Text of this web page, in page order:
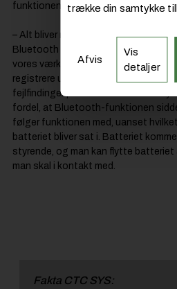
funktionen:
– Alt bliver mere og mere digitalt.
Bluetooth betyder, at vi kan bruge
vores værktøj. For eksempel er det
registrere udstyret via Bluetooth.
fejlfindinger på elektronikken i
fordel, at Bluetooth-funktionen
følger funktionen med, uanset
batteriet bliver sat i. Batteriet
styrende, og man kan flytte batteriet
man skal i kontakt med.
Fakta CTC SYS:
trække din samtykke
Afvis
Vis
detaljer